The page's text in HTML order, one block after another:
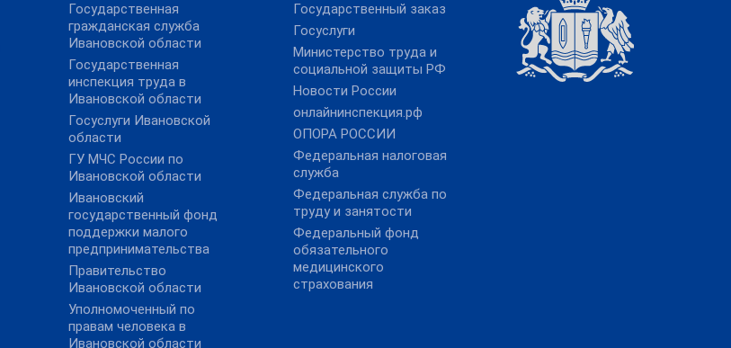
Государственная
гражданская служба
Ивановской области
Государственная
инспекция труда в
Ивановской области
Госуслуги Ивановской
области
ГУ МЧС России по
Ивановской области
Ивановский
государственный фонд
поддержки малого
предпринимательства
Правительство
Ивановской области
Уполномоченный по
правам человека в
Ивановской области
Государственный заказ
Госуслуги
Министерство труда и
социальной защиты РФ
Новости России
онлайнинспекция.рф
ОПОРА РОССИИ
Федеральная налоговая
служба
Федеральная служба по
труду и занятости
Федеральный фонд
обязательного
медицинского
страхования